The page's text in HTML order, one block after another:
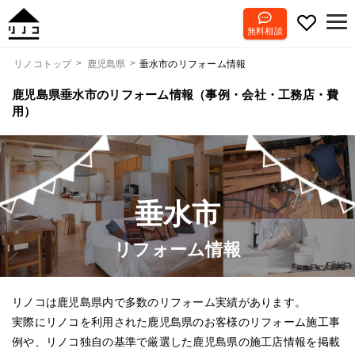
無料相談
リノコトップ 鹿児島県 垂水市のリフォーム情報
鹿児島県垂水市のリフォーム情報（事例・会社・工務店・費
用）
垂水市
リフォーム情報
リノコは鹿児島県内で多数のリフォーム実績があります。
実際にリノコを利用された鹿児島県のお客様のリフォーム施工事
例や、リノコ独自の基準で厳選した鹿児島県の施工店情報を掲載